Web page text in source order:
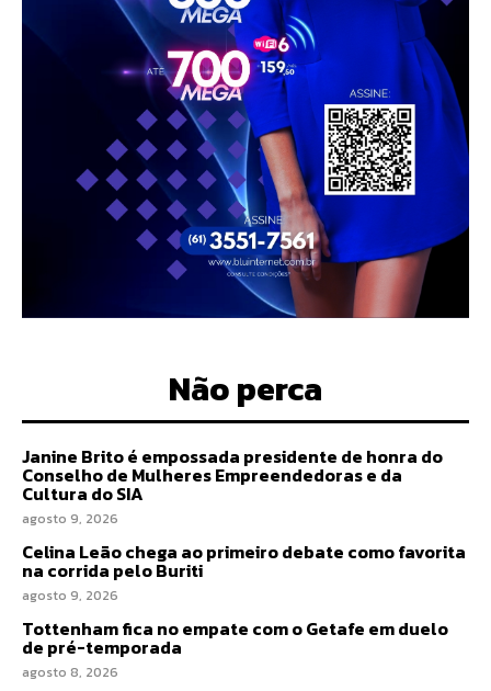
Não perca
Janine Brito é empossada presidente de honra do
Conselho de Mulheres Empreendedoras e da
Cultura do SIA
agosto 9, 2026
Celina Leão chega ao primeiro debate como favorita
na corrida pelo Buriti
agosto 9, 2026
Tottenham fica no empate com o Getafe em duelo
de pré-temporada
agosto 8, 2026